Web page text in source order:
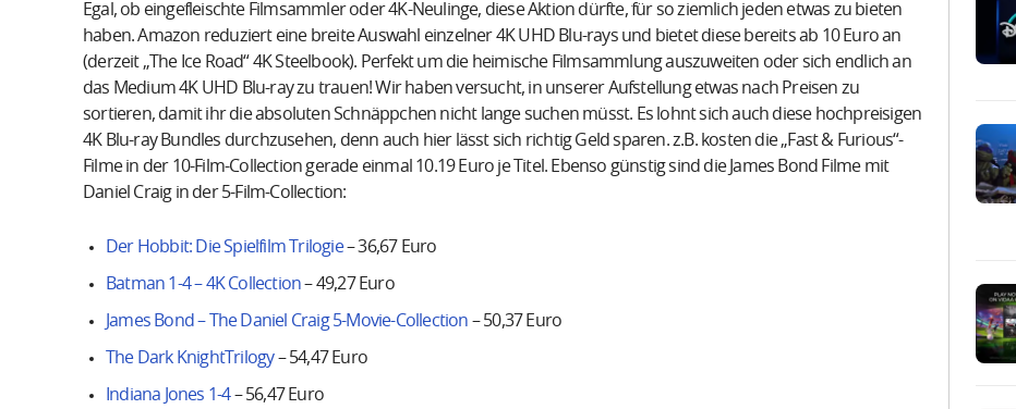
Egal, ob eingefleischte Filmsammler oder 4K-Neulinge, diese Aktion dürfte, für so ziemlich jeden etwas zu bieten
haben. Amazon reduziert eine breite Auswahl einzelner 4K UHD Blu-rays und bietet diese bereits ab 10 Euro an
(derzeit „The Ice Road“ 4K Steelbook). Perfekt um die heimische Filmsammlung auszuweiten oder sich endlich an
das Medium 4K UHD Blu-ray zu trauen! Wir haben versucht, in unserer Aufstellung etwas nach Preisen zu
sortieren, damit ihr die absoluten Schnäppchen nicht lange suchen müsst. Es lohnt sich auch diese hochpreisigen
4K Blu-ray Bundles durchzusehen, denn auch hier lässt sich richtig Geld sparen. z.B. kosten die „Fast & Furious“-
Filme in der 10-Film-Collection gerade einmal 10.19 Euro je Titel. Ebenso günstig sind die James Bond Filme mit
Daniel Craig in der 5-Film-Collection:
Der Hobbit: Die Spielfilm Trilogie– 36,67 Euro
Batman 1-4 – 4K Collection– 49,27 Euro
James Bond – The Daniel Craig 5-Movie-Collection – 50,37 Euro
The Dark KnightTrilogy– 54,47 Euro
Indiana Jones 1-4– 56,47 Euro